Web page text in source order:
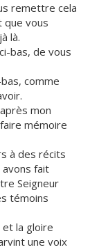
remettre cela
que vous
là.
bas, de vous
comme
mon
mémoire
à des récits
avons fait
Seigneur
témoins
et la gloire
une voix